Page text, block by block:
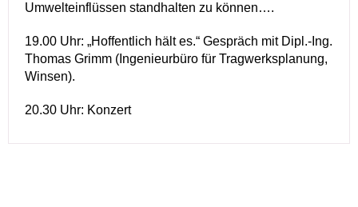
Umwelteinflüssen standhalten zu können….
19.00 Uhr: „Hoffentlich hält es.“ Gespräch mit Dipl.-Ing.
Thomas Grimm (Ingenieurbüro für Tragwerksplanung,
Winsen).
20.30 Uhr: Konzert